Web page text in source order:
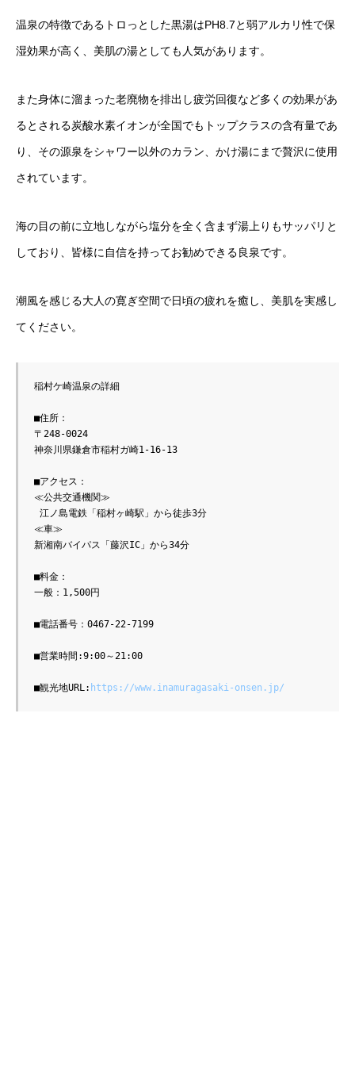
温泉の特徴であるトロっとした黒湯はPH8.7と弱アルカリ性で保
湿効果が高く、美肌の湯としても人気があります。
また身体に溜まった老廃物を排出し疲労回復など多くの効果があ
るとされる炭酸水素イオンが全国でもトップクラスの含有量であ
り、その源泉をシャワー以外のカラン、かけ湯にまで贅沢に使用
されています。
海の目の前に立地しながら塩分を全く含まず湯上りもサッパリと
しており、皆様に自信を持ってお勧めできる良泉です。
潮風を感じる大人の寛ぎ空間で日頃の疲れを癒し、美肌を実感し
てください。
稲村ケ崎温泉の詳細
■住所：
〒248-0024
神奈川県鎌倉市稲村ガ崎1-16-13
■アクセス：
≪公共交通機関≫
≪車≫
新湘南バイパス「藤沢IC」から34分
■料金：
一般：1,500円
■電話番号：0467-22-7199
■営業時間:9:00～21:00
■観光地URL: https://www.inamuragasaki-onsen.jp/